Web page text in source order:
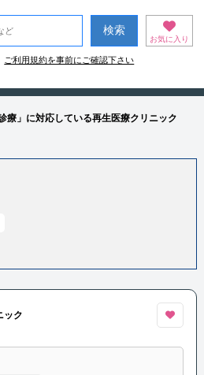
お気に入り
ご利用規約を事前にご確認下さい
療」に対応している再生医療クリニック
ック